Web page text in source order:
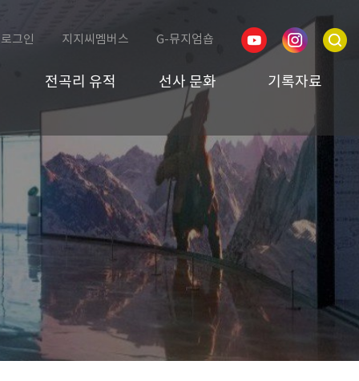
로그인 지지씨멤버스 G-뮤지엄숍
전곡리 유적 선사 문화 기록자료